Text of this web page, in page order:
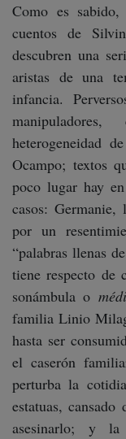
Como es sabido,
cuentos de
descubren una
aristas de una
infancia.
heterogeneidad
Ocampo; textos
poco lugar hay
casos:
por un
“palabras llenas
tiene respecto de
sonámbula o
familia Linio
hasta ser
el caserón
perturba la
estatuas,
asesinarlo; y